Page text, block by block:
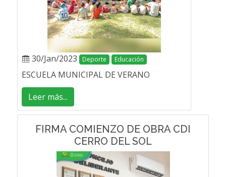
30/Jan/2023 Deporte Educación
ESCUELA MUNICIPAL DE VERANO
Leer más...
FIRMA COMIENZO DE OBRA CDI
CERRO DEL SOL